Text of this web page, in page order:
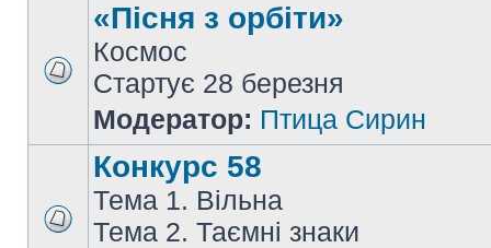
«Пісня з орбіти»
Космос
Стартує 28 березня
Модератор: Птица Сирин
Конкурс 58
Тема 1. Вільна
Тема 2. Таємні знаки